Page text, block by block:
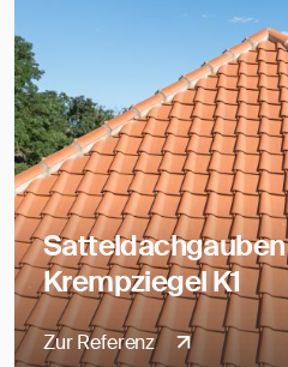
Krempziegel K1
Zur Referenz